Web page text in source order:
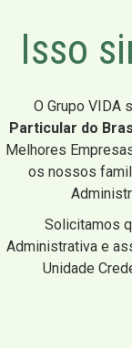
Isso
O Grupo VIDA
Particular do
Melhores
os nossos
Solicitamos
Administrativa e
Unidade